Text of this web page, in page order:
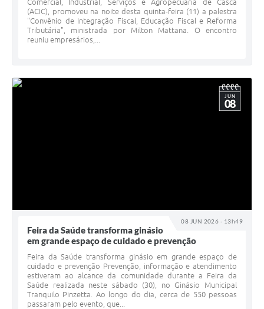
Comercial, Industrial, Serviços e Agropecuária de Casca
(ACIC), promoveu na noite desta quinta-feira (11) a palestra
"Convênio de Integração Fiscal, Educação Fiscal e Reforma
Tributária", ministrada por Milton Mattana. O encontro
reuniu empresários,...
08 JUN 2026 - 13h49
JUN
08
Feira da Saúde transforma ginásio
em grande espaço de cuidado e prevenção
Feira da Saúde transforma ginásio em grande espaço de
cuidado e prevenção Prevenção, informação e atendimento
estiveram ao alcance da comunidade durante a Feira da
Saúde realizada neste sábado (30), no Ginásio Municipal
Tranquilo Pinzetta. Ao longo do dia, cerca de 550 pessoas
passaram pelo evento, que...